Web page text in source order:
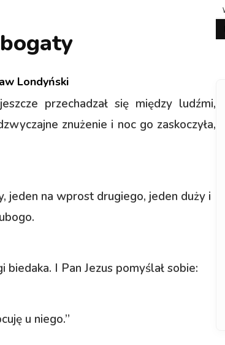
Londyński
przechadzał się między ludźmi,
znużenie i noc go zaskoczyła,
na wprost drugiego, jeden duży i
biedaka. I Pan Jezus pomyślał sobie:
u niego.”